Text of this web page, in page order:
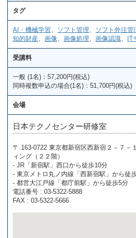
タグ
AI・機械学習、 ソフト管理、 ソフト外注管
知的財産、 画像、 画像処理、 画像認識、 IT
受講料
一般 (1名)：57,200円(税込)
同時複数申込の場合(1名)：51,700円(税込)
会場
日本テクノセンター研修室
〒 163-0722 東京都新宿区西新宿２－７
ィング（２２階）
- JR「新宿駅」西口から徒歩10分
- 東京メトロ丸ノ内線「西新宿駅」から徒
- 都営大江戸線「都庁前駅」から徒歩5分
電話番号 : 03-5322-5888
FAX : 03-5322-5666